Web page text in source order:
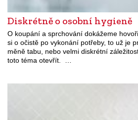
Diskrétně o osobní hygieně
O koupání a sprchování dokážeme
si o očistě po vykonání potřeby, to už je
měně tabu, nebo velmi diskrétní
toto téma otevřít. …